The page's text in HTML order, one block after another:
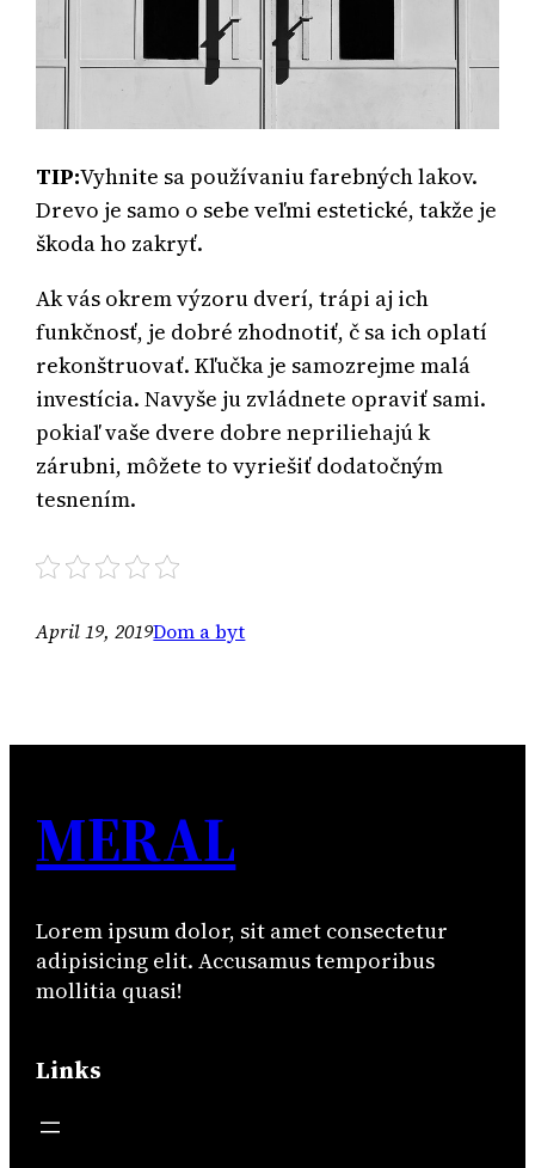
TIP:Vyhnite sa používaniu farebných lakov.
Drevo je samo o sebe veľmi estetické, takže je
škoda ho zakryť.
Ak vás okrem výzoru dverí, trápi aj ich
funkčnosť, je dobré zhodnotiť, č sa ich oplatí
rekonštruovať. Kľučka je samozrejme malá
investícia. Navyše ju zvládnete opraviť sami.
pokiaľ vaše dvere dobre nepriliehajú k
zárubni, môžete to vyriešiť dodatočným
tesnením.
April 19, 2019Dom a byt
MERAL
Lorem ipsum dolor, sit amet consectetur
adipisicing elit. Accusamus temporibus
mollitia quasi!
Links